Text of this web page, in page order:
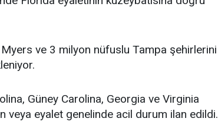
Myers ve 3 milyon nüfuslu Tampa şehirlerini
Güney Carolina, Georgia ve Virginia
veya eyalet genelinde acil durum ilan edildi.